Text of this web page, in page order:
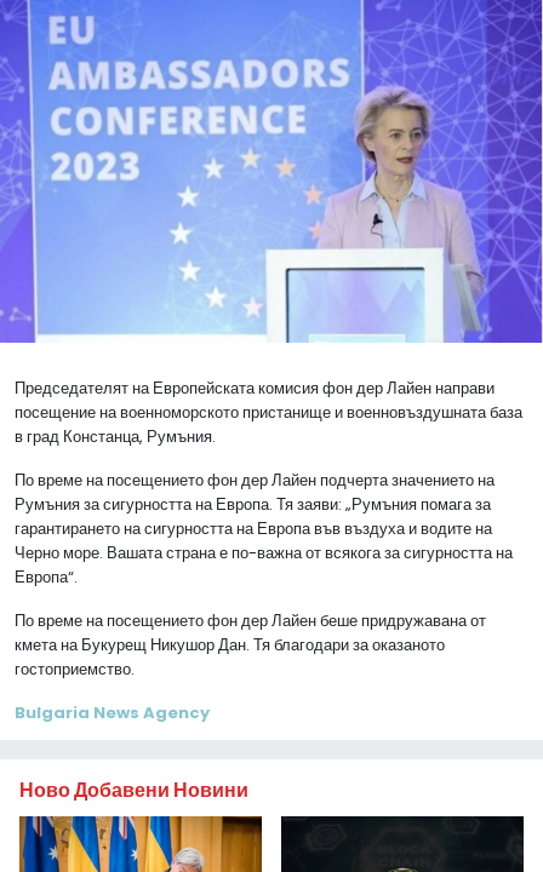
Председателят на Европейската комисия фон дер Лайен направи
посещение на военноморското пристанище и военновъздушната база
в град Констанца, Румъния.
По време на посещението фон дер Лайен подчерта значението на
Румъния за сигурността на Европа. Тя заяви: „Румъния помага за
гарантирането на сигурността на Европа във въздуха и водите на
Черно море. Вашата страна е по-важна от всякога за сигурността на
Европа“.
По време на посещението фон дер Лайен беше придружавана от
кмета на Букурещ Никушор Дан. Тя благодари за оказаното
гостоприемство.
Bulgaria News Agency
Ново Добавени Новини